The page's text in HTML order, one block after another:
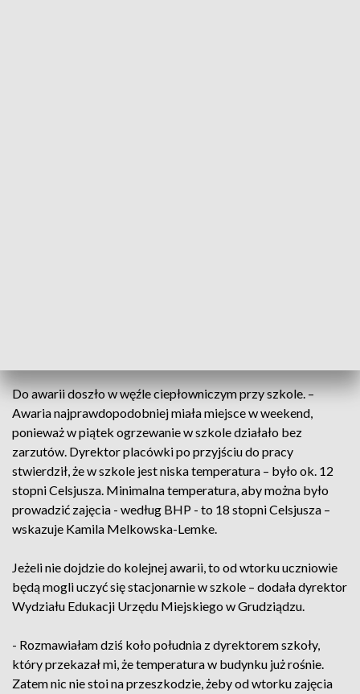
Do awarii doszło w węźle ciepłowniczym przy szkole. –
Awaria najprawdopodobniej miała miejsce w weekend,
ponieważ w piątek ogrzewanie w szkole działało bez
zarzutów. Dyrektor placówki po przyjściu do pracy
stwierdził, że w szkole jest niska temperatura – było ok. 12
stopni Celsjusza. Minimalna temperatura, aby można było
prowadzić zajęcia - według BHP - to 18 stopni Celsjusza –
wskazuje Kamila Melkowska-Lemke.
Jeżeli nie dojdzie do kolejnej awarii, to od wtorku uczniowie
będą mogli uczyć się stacjonarnie w szkole – dodała dyrektor
Wydziału Edukacji Urzędu Miejskiego w Grudziądzu.
- Rozmawiałam dziś koło południa z dyrektorem szkoły,
który przekazał mi, że temperatura w budynku już rośnie.
Zatem nic nie stoi na przeszkodzie, żeby od wtorku zajęcia